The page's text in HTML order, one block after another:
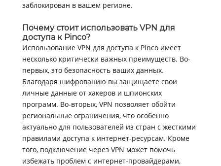
заблокирован в вашем регионе.
Почему стоит использовать VPN для
доступа к Pinco?
Использование VPN для доступа к Pinco имеет
несколько критически важных преимуществ. Во-
первых, это безопасность ваших данных.
Благодаря шифрованию вы защищаете свои
личные данные от хакеров и шпионских
программ. Во-вторых, VPN позволяет обойти
региональные ограничения, что особенно
актуально для пользователей из стран с жесткими
правилами доступа к интернет-ресурсам. Кроме
того, подключение через VPN может помочь
избежать проблем с интернет-провайдерами,